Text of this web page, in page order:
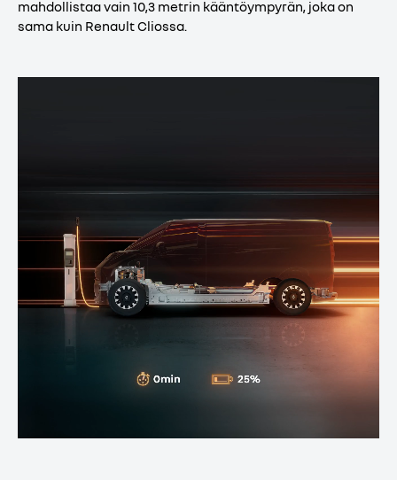
mahdollistaa vain 10,3 metrin kääntöympyrän, joka on
sama kuin Renault Cliossa.